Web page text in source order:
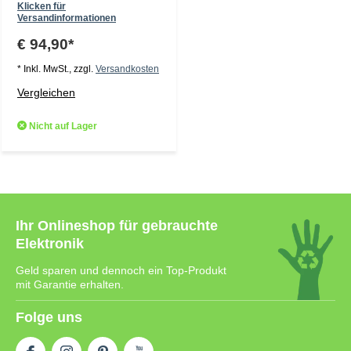
Klicken für
Versandinformationen
€ 94,90*
* Inkl. MwSt., zzgl. Versandkosten
Vergleichen
Nicht auf Lager
Ihr Onlineshop für gebrauchte
Elektronik
Geld sparen und dennoch ein Top-Produkt
mit Garantie erhalten.
Folge uns